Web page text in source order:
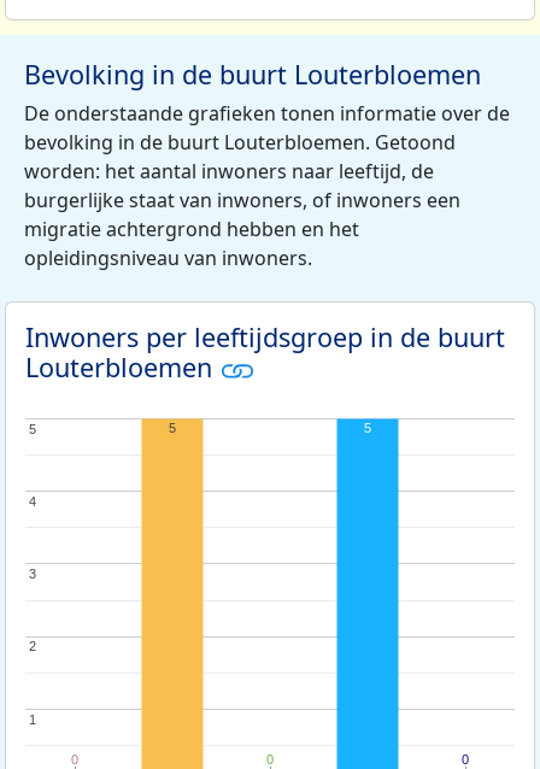
Bevolking in de buurt Louterbloemen
De onderstaande grafieken tonen informatie over de
bevolking in de buurt Louterbloemen. Getoond
worden: het aantal inwoners naar leeftijd, de
burgerlijke staat van inwoners, of inwoners een
migratie achtergrond hebben en het
opleidingsniveau van inwoners.
Inwoners per leeftijdsgroep in de buurt
Louterbloemen
11
2
2
3
3
4
4
5
5
0
0
5
0
0
5
0
0